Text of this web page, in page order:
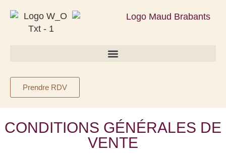
Prendre RDV
CONDITIONS GÉNÉRALES DE
VENTE